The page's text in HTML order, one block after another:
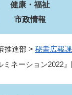
健康・福祉
市政情報
推進部 > 秘書広報
ミネーション2022